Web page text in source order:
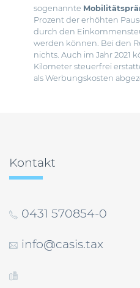
sogenannte
Prozent der erhöhten
durch den
werden können. Bei den
nichts. Auch im Jahr 2021
Kilometer steuerfrei
als Werbungskosten
Kontakt
0431 570854-0
info@casis.tax